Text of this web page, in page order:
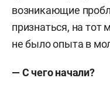
возникающие
признаться, на
не было опыта в
— С чего начали?